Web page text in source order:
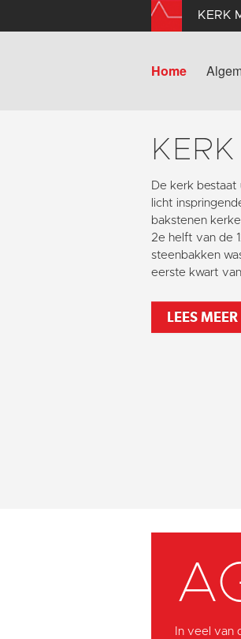
KERK
Home
De kerk
licht
bakstenen
2e helft van de
steenbakken
eerste kwart
LEES MEER
In veel van